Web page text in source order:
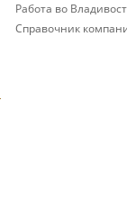
Работа во
Справочник